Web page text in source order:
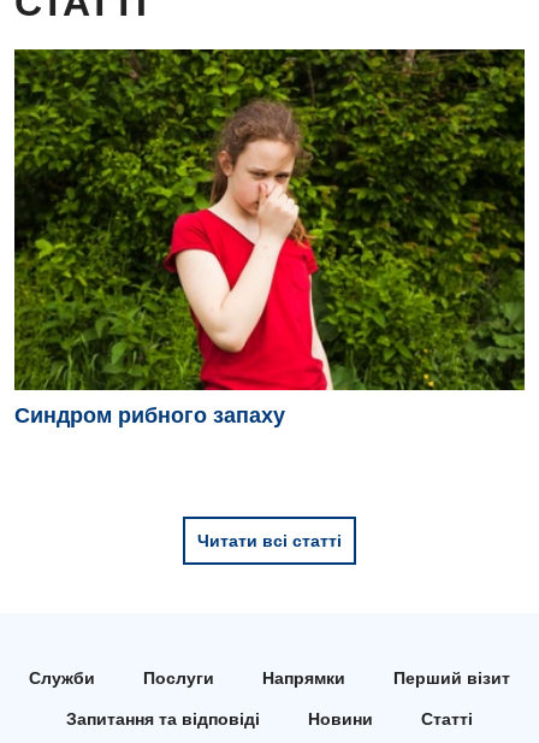
Синдром рибного запаху
Читати всі статті
Служби Послуги Напрямки Перший візит
Запитання та відповіді Новини Статті